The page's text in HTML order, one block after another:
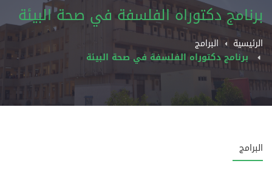
برنامج دكتوراه الفلسفة في صحة البيئة
الرئيسية
البرامج
برنامج دكتوراه الفلسفة في صحة البيئة
البرامج